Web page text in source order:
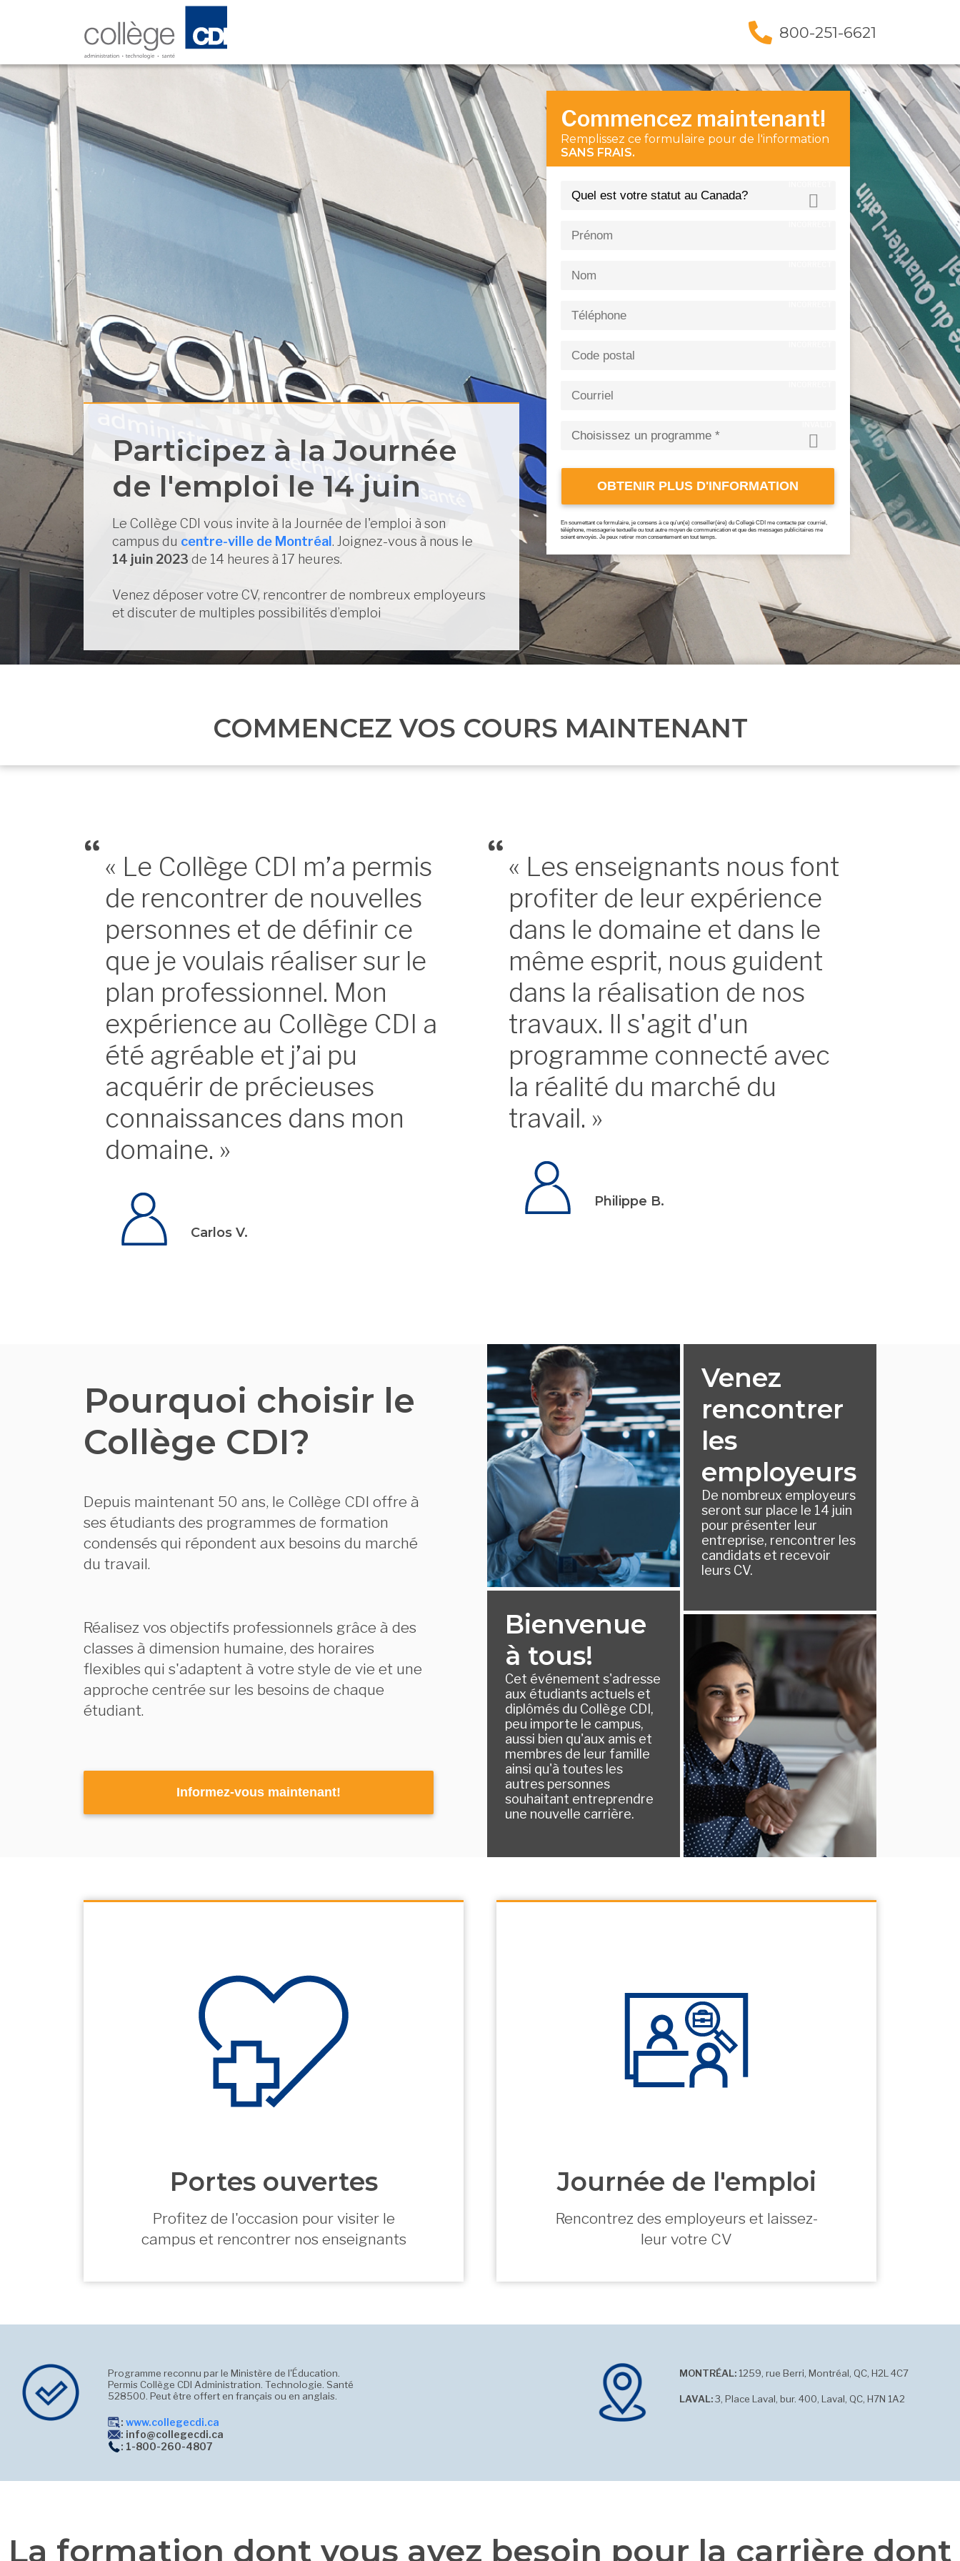
800-251-6621
Participez à la Journée
de l'emploi le 14 juin
Le Collège CDI vous invite à la Journée de l'emploi à son
campus du centre-ville de Montréal . Joignez-vous à nous le
14 juin 2023 de 14 heures à 17 heures.
Venez déposer votre CV, rencontrer de nombreux employeurs
et discuter de multiples possibilités d’emploi
Commencez maintenant!
Remplissez ce formulaire pour de l'information
SANS FRAIS.
OBTENIR PLUS D'INFORMATION
En soumettant ce formulaire, je consens à ce qu’un(e) conseiller(ère) du Collegè CDI me contacte par courriel,
téléphone, messagerie textuelle ou tout autre moyen de communication et que des messages publicitaires me
soient envoyés. Je peux retirer mon consentement en tout temps.
COMMENCEZ VOS COURS MAINTENANT
« Le Collège CDI m’a permis
de rencontrer de nouvelles
personnes et de définir ce
que je voulais réaliser sur le
plan professionnel. Mon
expérience au Collège CDI a
été agréable et j’ai pu
acquérir de précieuses
connaissances dans mon
domaine. »
Carlos V.
« Les enseignants nous font
profiter de leur expérience
dans le domaine et dans le
même esprit, nous guident
dans la réalisation de nos
travaux. Il s'agit d'un
programme connecté avec
la réalité du marché du
travail. »
Philippe B.
Pourquoi choisir le
Collège CDI?
Depuis maintenant 50 ans, le Collège CDI offre à
ses étudiants des programmes de formation
condensés qui répondent aux besoins du marché
du travail.
Réalisez vos objectifs professionnels grâce à des
classes à dimension humaine, des horaires
flexibles qui s'adaptent à votre style de vie et une
approche centrée sur les besoins de chaque
étudiant.
Informez-vous maintenant!
Bienvenue
à tous!
Cet événement s'adresse
aux étudiants actuels et
diplômés du Collège CDI,
peu importe le campus,
aussi bien qu'aux amis et
membres de leur famille
ainsi qu'à toutes les
autres personnes
souhaitant entreprendre
une nouvelle carrière.
Venez
rencontrer
les
employeurs
De nombreux employeurs
seront sur place le 14 juin
pour présenter leur
entreprise, rencontrer les
candidats et recevoir
leurs CV.
Portes ouvertes
Profitez de l'occasion pour visiter le
campus et rencontrer nos enseignants
Journée de l'emploi
Rencontrez des employeurs et laissez-
leur votre CV
Programme reconnu par le Ministère de l'Éducation.
Permis Collège CDI Administration. Technologie. Santé
528500. Peut être offert en français ou en anglais.
:www.collegecdi.ca
: info@collegecdi.ca
: ️1-800-260-4807
MONTRÉAL: 1259, rue Berri, Montréal, QC, H2L 4C7
LAVAL:3, Place Laval, bur. 400, Laval, QC, H7N 1A2
La formation dont vous avez besoin pour la carrière dont